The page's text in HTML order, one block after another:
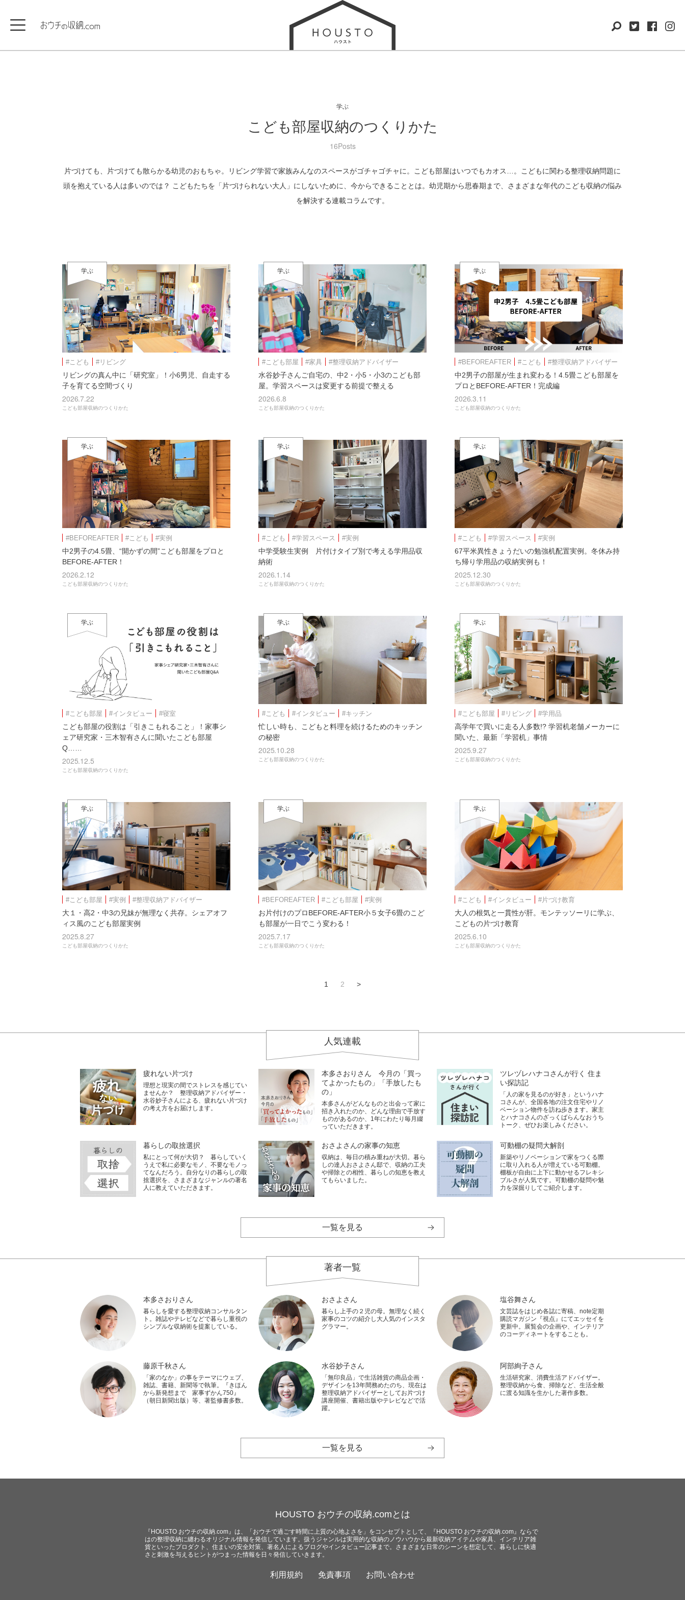
学ぶ
こども部屋収納のつくりかた
16Posts
片づけても、片づけても散らかる幼児のおもちゃ。リビング学習で家族みんなのスペースがゴチャゴチャに。こども部屋はいつでもカオス…。こどもに関わる整理収納問題に
頭を抱えている人は多いのでは？ こどもたちを「片づけられない大人」にしないために、今からできることとは。幼児期から思春期まで、さまざまな年代のこども収納の悩み
を解決する連載コラムです。
学ぶ
#こども #リビング
リビングの真ん中に「研究室」！小6男児、自走する
子を育てる空間づくり
2026.7.22
こども部屋収納のつくりかた
学ぶ
#こども部屋 #家具 #整理収納アドバイザー
水谷妙子さんご自宅の、中2・小5・小3のこども部
屋。学習スペースは変更する前提で整える
2026.6.8
こども部屋収納のつくりかた
学ぶ
#BEFOREAFTER #こども #整理収納アドバイザー
中2男子の部屋が生まれ変わる！4.5畳こども部屋を
プロとBEFORE-AFTER！完成編
2026.3.11
こども部屋収納のつくりかた
学ぶ
#BEFOREAFTER #こども #実例
中2男子の4.5畳、“開かずの間”こども部屋をプロと
BEFORE-AFTER！
2026.2.12
こども部屋収納のつくりかた
学ぶ
#こども #学習スペース #実例
中学受験生実例 片付けタイプ別で考える学用品収
納術
2026.1.14
こども部屋収納のつくりかた
学ぶ
#こども #学習スペース #実例
67平米異性きょうだいの勉強机配置実例。冬休み持
ち帰り学用品の収納実例も！
2025.12.30
こども部屋収納のつくりかた
学ぶ
#こども部屋 #インタビュー #寝室
こども部屋の役割は「引きこもれること」！家事シ
ェア研究家・三木智有さんに聞いたこども部屋
Q……
2025.12.5
こども部屋収納のつくりかた
学ぶ
#こども #インタビュー #キッチン
忙しい時も、こどもと料理を続けるためのキッチン
の秘密
2025.10.28
こども部屋収納のつくりかた
学ぶ
#こども部屋 #リビング #学用品
高学年で買いに走る人多数!? 学習机老舗メーカーに
聞いた、最新「学習机」事情
2025.9.27
こども部屋収納のつくりかた
学ぶ
#こども部屋 #実例 #整理収納アドバイザー
大１・高2・中3の兄妹が無理なく共存。シェアオフ
ィス風のこども部屋実例
2025.8.27
こども部屋収納のつくりかた
学ぶ
#BEFOREAFTER #こども部屋 #実例
お片付けのプロBEFORE-AFTER小５女子6畳のこど
も部屋が一日でこう変わる！
2025.7.17
こども部屋収納のつくりかた
学ぶ
#こども #インタビュー #片づけ教育
大人の根気と一貫性が肝。モンテッソーリに学ぶ、
こどもの片づけ教育
2025.6.10
こども部屋収納のつくりかた
1 2 >
人気連載
疲れない片づけ
理想と現実の間でストレスを感じてい
ませんか？ 整理収納アドバイザー・
水谷妙子さんによる、疲れない片づけ
の考え方をお届けします。
本多さおりさん 今月の「買っ
てよかったもの」「手放したも
の」
本多さんがどんなものと出会って家に
招き入れたのか、どんな理由で手放す
ものがあるのか、1年にわたり毎月綴
っていただきます。
ツレヅレハナコさんが行く 住ま
い探訪記
「人の家を見るのが好き」というハナ
コさんが、全国各地の注文住宅やリノ
ベーション物件を訪ね歩きます。家主
とハナコさんのざっくばらんなおうち
トーク、ぜひお楽しみください。
暮らしの取捨選択
私にとって何が大切？ 暮らしていく
うえで私に必要なモノ、不要なモノっ
てなんだろう。自分なりの暮らしの取
捨選択を、さまざまなジャンルの著名
人に教えていただきます。
おさよさんの家事の知恵
収納は、毎日の積み重ねが大切。暮ら
しの達人おさよさん邸で、収納の工夫
や掃除との相性、暮らしの知恵を教え
てもらいました。
可動棚の疑問大解剖
新築やリノベーションで家をつくる際
に取り入れる人が増えている可動棚。
棚板が自由に上下に動かせるフレキシ
ブルさが人気です。可動棚の疑問や魅
力を深掘りしてご紹介します。
一覧を見る
著者一覧
本多さおりさん
暮らしを愛する整理収納コンサルタン
ト。雑誌やテレビなどで暮らし重視の
シンプルな収納術を提案している。
おさよさん
暮らし上手の２児の母。無理なく続く
家事のコツの紹介し大人気のインスタ
グラマー。
塩谷舞さん
文芸誌をはじめ各誌に寄稿、note定期
購読マガジン『視点』にてエッセイを
更新中。展覧会の企画や、インテリア
のコーディネートをすることも。
藤原千秋さん
「家のなか」の事をテーマにウェブ、
雑誌、書籍、新聞等で執筆。『きほん
から新発想まで 家事ずかん750』
（朝日新聞出版）等、著監修書多数。
水谷妙子さん
「無印良品」で生活雑貨の商品企画・
デザインを13年間務めたのち、現在は
整理収納アドバイザーとしてお片づけ
講座開催、書籍出版やテレビなどで活
躍。
阿部絢子さん
生活研究家、消費生活アドバイザー。
整理収納から食、掃除など、生活全般
に渡る知識を生かした著作多数。
一覧を見る
HOUSTO おウチの収納.comとは
『HOUSTO おウチの収納.com』は、「おウチで過ごす時間に上質の心地よさを」をコンセプトとして、『HOUSTO おウチの収納.com』ならで
はの整理収納に纏わるオリジナル情報を発信しています。扱うジャンルは実用的な収納のノウハウから最新収納アイテムや家具、インテリア雑
貨といったプロダクト、住まいの安全対策、著名人によるブログやインタビュー記事まで。さまざまな日常のシーンを想定して、暮らしに快適
さと刺激を与えるヒントがつまった情報を日々発信していきます。
利用規約 免責事項 お問い合わせ